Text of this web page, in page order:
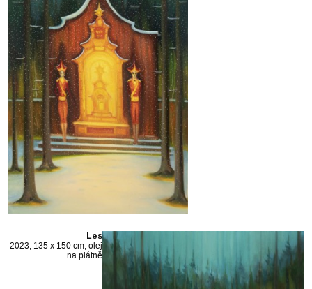
Les
2023, 135 x 150 cm, olej
na plátně